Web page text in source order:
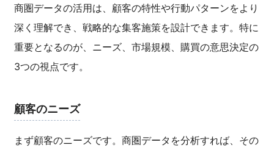
商圏データの活用は、顧客の特性や行動パターンをより
深く理解でき、戦略的な集客施策を設計できます。特に
重要となるのが、ニーズ、市場規模、購買の意思決定の
3つの視点です。
顧客のニーズ
まず顧客のニーズです。商圏データを分析すれば、その